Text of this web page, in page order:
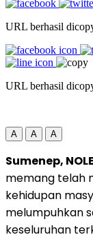
URL berhasil
URL berhasil
A A A
Sumenep,
memang telah
kehidupan
melumpuhkan
keseluruhan